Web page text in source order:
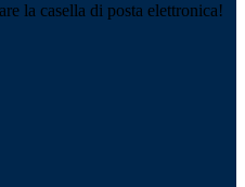
la casella di posta elettronica!